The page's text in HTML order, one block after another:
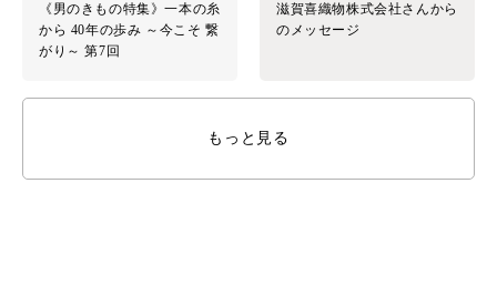
《男のきもの特集》一本の糸
から 40年の歩み ～今こそ 繋
がり～ 第7回
滋賀喜織物株式会社さんから
のメッセージ
もっと見る